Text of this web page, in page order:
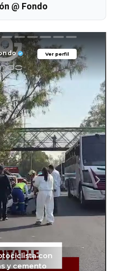
@ Fondo
Ver perfil
Ver perfil
con
y cemento